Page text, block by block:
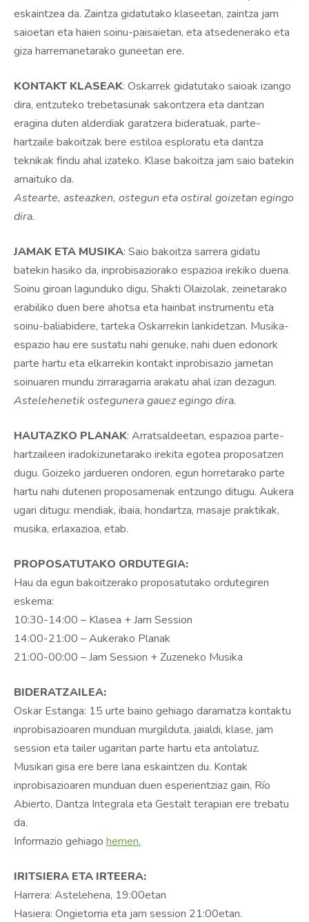
eskaintzea da. Zaintza gidatutako klaseetan, zaintza jam
saioetan eta haien soinu-paisaietan, eta atsedenerako eta
giza harremanetarako guneetan ere.
KONTAKT KLASEAK: Oskarrek gidatutako saioak izango
dira, entzuteko trebetasunak sakontzera eta dantzan
eragina duten alderdiak garatzera bideratuak, parte-
hartzaile bakoitzak bere estiloa esploratu eta dantza
teknikak findu ahal izateko. Klase bakoitza jam saio batekin
amaituko da.
Astearte, asteazken, ostegun eta ostiral goizetan egingo
dira.
JAMAK ETA MUSIKA: Saio bakoitza sarrera gidatu
batekin hasiko da, inprobisaziorako espazioa irekiko duena.
Soinu giroan lagunduko digu, Shakti Olaizolak, zeinetarako
erabiliko duen bere ahotsa eta hainbat instrumentu eta
soinu-baliabidere, tarteka Oskarrekin lankidetzan. Musika-
espazio hau ere sustatu nahi genuke, nahi duen edonork
parte hartu eta elkarrekin kontakt inprobisazio jametan
soinuaren mundu zirraragarria arakatu ahal izan dezagun.
Astelehenetik ostegunera gauez egingo dira.
HAUTAZKO PLANAK: Arratsaldeetan, espazioa parte-
hartzaileen iradokizunetarako irekita egotea proposatzen
dugu. Goizeko jardueren ondoren, egun horretarako parte
hartu nahi dutenen proposamenak entzungo ditugu. Aukera
ugari ditugu: mendiak, ibaia, hondartza, masaje praktikak,
musika, erlaxazioa, etab.
PROPOSATUTAKO ORDUTEGIA:
Hau da egun bakoitzerako proposatutako ordutegiren
eskema:
10:30-14:00 – Klasea + Jam Session
14:00-21:00 – Aukerako Planak
21:00-00:00 – Jam Session + Zuzeneko Musika
BIDERATZAILEA:
Oskar Estanga: 15 urte baino gehiago daramatza kontaktu
inprobisazioaren munduan murgilduta, jaialdi, klase, jam
session eta tailer ugaritan parte hartu eta antolatuz.
Musikari gisa ere bere lana eskaintzen du. Kontak
inprobisazioaren munduan duen esperientziaz gain, Río
Abierto, Dantza Integrala eta Gestalt terapian ere trebatu
da.
Informazio gehiago hemen.
IRITSIERA ETA IRTEERA:
Harrera: Astelehena, 19:00etan
Hasiera: Ongietorria eta jam session 21:00etan.